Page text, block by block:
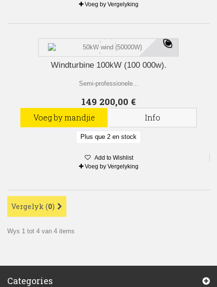
Voeg by Vergelyking
Windturbine 100kW (100 000w).
Semi-professionele...
149 200,00 €
Voeg by mandjie Info
Plus que 2 en stock
Add to Wishlist
Voeg by Vergelyking
Vergelyk (0)
Wys 1 tot 4 van 4 items
Categories